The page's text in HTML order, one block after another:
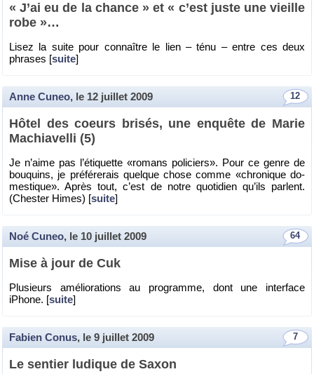
« J’ai eu de la chance » et « c’est juste une vieille
robe »…
Lisez la suite pour connaître le lien – ténu – entre ces deux
phrases [suite]
12
Anne Cuneo, le 12 juillet 2009
Hôtel des coeurs bri­sés, une en­quête de Marie
Ma­chia­velli (5)
Je n’aime pas l’éti­quette «ro­mans po­li­ciers». Pour ce genre de
bou­quins, je pré­fé­re­rais quelque chose comme «chro­nique do­
mes­tique». Après tout, c’est de notre quo­ti­dien qu’ils parlent.
(Ches­ter Himes) [suite]
64
Noé Cuneo, le 10 juillet 2009
Mise à jour de Cuk
Plu­sieurs amé­lio­ra­tions au pro­gramme, dont une in­ter­face
iPhone. [suite]
7
Fabien Conus, le 9 juillet 2009
Le sen­tier lu­dique de Saxon